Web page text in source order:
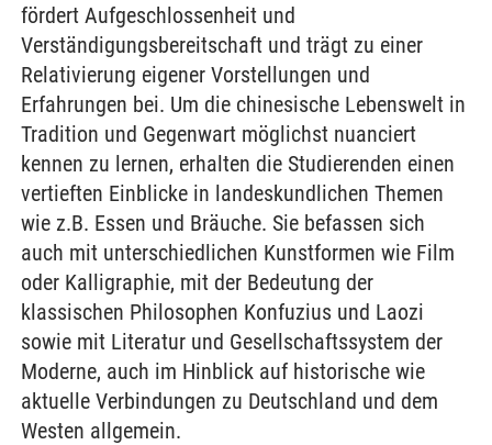
fördert Aufgeschlossenheit und
Verständigungsbereitschaft und trägt zu einer
Relativierung eigener Vorstellungen und
Erfahrungen bei. Um die chinesische Lebenswelt in
Tradition und Gegenwart möglichst nuanciert
kennen zu lernen, erhalten die Studierenden einen
vertieften Einblicke in landeskundlichen Themen
wie z.B. Essen und Bräuche. Sie befassen sich
auch mit unterschiedlichen Kunstformen wie Film
oder Kalligraphie, mit der Bedeutung der
klassischen Philosophen Konfuzius und Laozi
sowie mit Literatur und Gesellschaftssystem der
Moderne, auch im Hinblick auf historische wie
aktuelle Verbindungen zu Deutschland und dem
Westen allgemein.